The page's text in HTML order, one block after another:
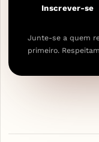
Inscrever-se
Junte-se a quem
primeiro.